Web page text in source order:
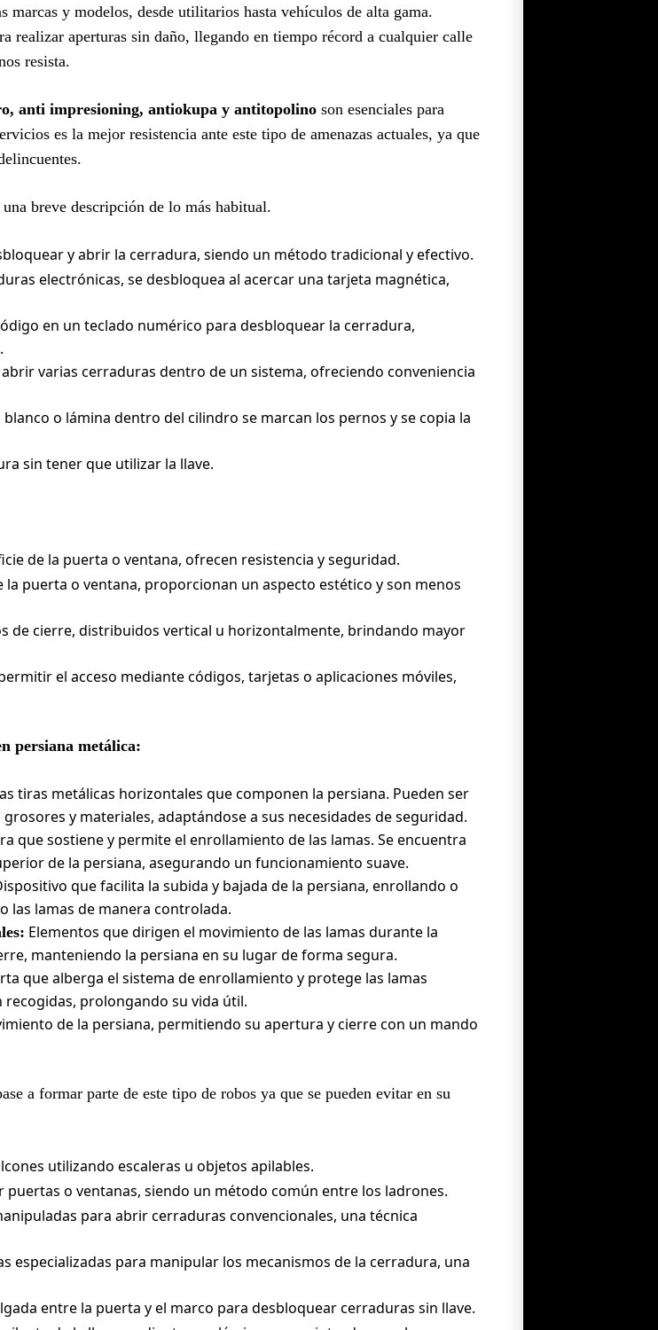
marcas y modelos, desde utilitarios hasta vehículos de alta gama.
realizar aperturas sin daño, llegando en tiempo récord a cualquier calle
resista.
anti impresioning, antiokupa y antitopolino son esenciales para
es la mejor resistencia ante este tipo de amenazas actuales, ya que
breve descripción de lo más habitual.
y abrir la cerradura, siendo un método tradicional y efectivo.
electrónicas, se desbloquea al acercar una tarjeta magnética,
en un teclado numérico para desbloquear la cerradura,
varias cerraduras dentro de un sistema, ofreciendo conveniencia
o lámina dentro del cilindro se marcan los pernos y se copia la
sin tener que utilizar la llave.
de la puerta o ventana, ofrecen resistencia y seguridad.
puerta o ventana, proporcionan un aspecto estético y son menos
de cierre, distribuidos vertical u horizontalmente, brindando mayor
el acceso mediante códigos, tarjetas o aplicaciones móviles,
persiana metálica:
tiras metálicas horizontales que componen la persiana. Pueden ser
y materiales, adaptándose a sus necesidades de seguridad.
que sostiene y permite el enrollamiento de las lamas. Se encuentra
de la persiana, asegurando un funcionamiento suave.
que facilita la subida y bajada de la persiana, enrollando o
las lamas de manera controlada.
Elementos que dirigen el movimiento de las lamas durante la
manteniendo la persiana en su lugar de forma segura.
que alberga el sistema de enrollamiento y protege las lamas
recogidas, prolongando su vida útil.
de la persiana, permitiendo su apertura y cierre con un mando
a formar parte de este tipo de robos ya que se pueden evitar en su
utilizando escaleras u objetos apilables.
o ventanas, siendo un método común entre los ladrones.
para abrir cerraduras convencionales, una técnica
especializadas para manipular los mecanismos de la cerradura, una
entre la puerta y el marco para desbloquear cerraduras sin llave.